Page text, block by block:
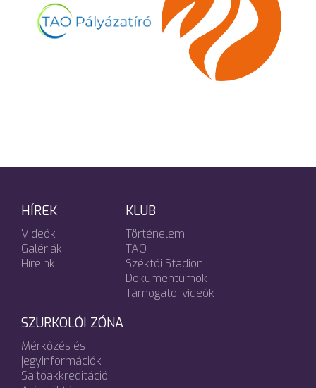
HÍREK
Videók
Galériák
Híreink
KLUB
Történelem
TAO
Széktói Stadion
Dokumentumok
Támogatói videók
SZURKOLÓI ZÓNA
Mérkőzés és
jegyinformációk
Sajtóakkreditáció